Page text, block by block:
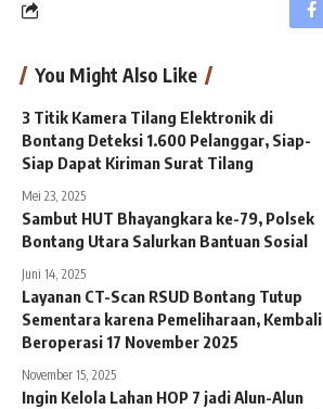
You Might Also Like
3 Titik Kamera Tilang Elektronik di
Bontang Deteksi 1.600 Pelanggar, Siap-
Siap Dapat Kiriman Surat Tilang
Mei 23, 2025
Sambut HUT Bhayangkara ke-79, Polsek
Bontang Utara Salurkan Bantuan Sosial
Juni 14, 2025
Layanan CT-Scan RSUD Bontang Tutup
Sementara karena Pemeliharaan, Kembali
Beroperasi 17 November 2025
November 15, 2025
Ingin Kelola Lahan HOP 7 jadi Alun-Alun